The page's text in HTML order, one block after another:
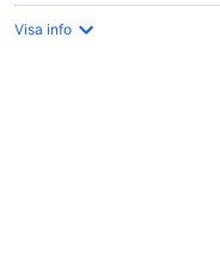
Visa info